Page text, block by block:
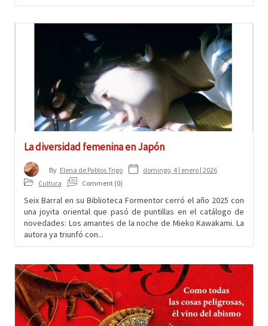
La diversidad femenina en Japón
By Elena de Pablos Trigo
domingo, 4 | enero | 2026
Cultura
Comment (0)
Seix Barral en su Biblioteca Formentor cerró el año 2025 con
una joyita oriental que pasó de puntillas en el catálogo de
novedades: Los amantes de la noche de Mieko Kawakami. La
autora ya triunfó con...